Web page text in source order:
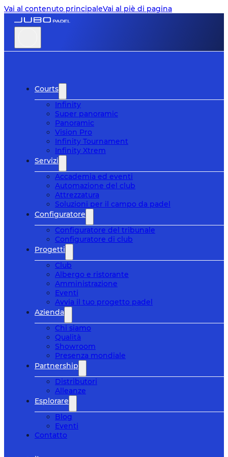
Vai al contenuto principaleVai al piè di pagina
Courts
Infinity
Super panoramic
Panoramic
Vision Pro
Infinity Tournament
Infinity Xtrem
Servizi
Accademia ed eventi
Automazione del club
Attrezzatura
Soluzioni per il campo da padel
Configuratore
Configuratore del tribunale
Configuratore di club
Progetti
Club
Albergo e ristorante
Amministrazione
Eventi
Avvia il tuo progetto padel
Azienda
Chi siamo
Qualità
Showroom
Presenza mondiale
Partnership
Distributori
Alleanze
Esplorare
Blog
Eventi
Contatto